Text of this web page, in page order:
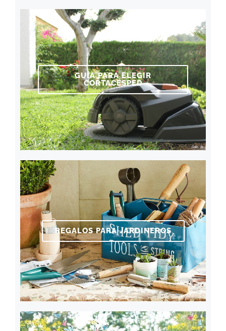
GUÍA PARA ELEGIR
CORTACÉSPED
REGALOS PARA JARDINEROS